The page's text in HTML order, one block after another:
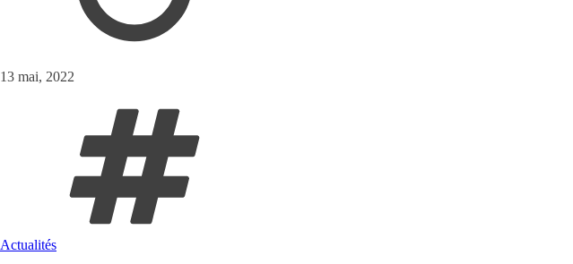
13 mai, 2022
Actualités